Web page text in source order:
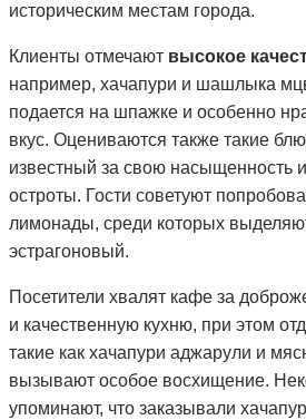
историческим местам города.
Клиенты отмечают высокое
например, хачапури и шашлыка
подается на шпажке и особенно
вкус. Оцениваются также такие
известный за свою насыщенность
остроты. Гости советуют
лимонады, среди которых
эстрагоновый.
Посетители хвалят кафе за
и качественную кухню, при этом
такие как хачапури аджарули и
вызывают особое восхищение.
упоминают, что заказывали